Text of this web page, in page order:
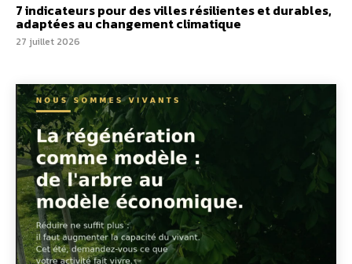
7 indicateurs pour des villes résilientes et durables,
adaptées au changement climatique
27 juillet 2026